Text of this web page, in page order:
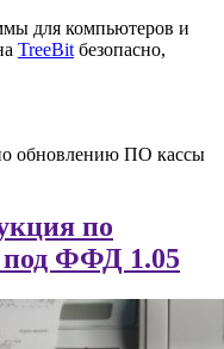
для компьютеров и
TreeBitбезопасно,
обновлению ПО кассы
по
ФФД 1.05